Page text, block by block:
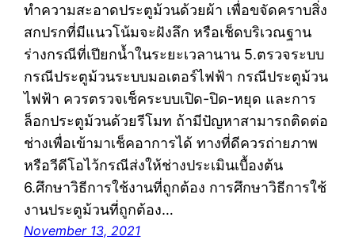
ทำความสะอาดประตูม้วนด้วยผ้า เพื่อขจัดคราบสิ่ง
สกปรกที่มีแนวโน้มจะฝังลึก หรือเช็ดบริเวณฐาน
ร่างกรณีที่เปียกน้ำในระยะเวลานาน 5.ตรวจระบบ
กรณีประตูม้วนระบบมอเตอร์ไฟฟ้า กรณีประตูม้วน
ไฟฟ้า ควรตรวจเช็คระบบเปิด-ปิด-หยุด และการ
ล็อกประตูม้วนด้วยรีโมท ถ้ามีปัญหาสามารถติดต่อ
ช่างเพื่อเข้ามาเช็คอาการได้ ทางที่ดีควรถ่ายภาพ
หรือวีดีโอไว้กรณีส่งให้ช่างประเมินเบื้องต้น
6.ศึกษาวิธีการใช้งานที่ถูกต้อง การศึกษาวิธีการใช้
งานประตูม้วนที่ถูกต้อง…
November 13, 2021